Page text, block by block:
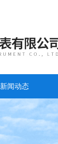
新闻动态